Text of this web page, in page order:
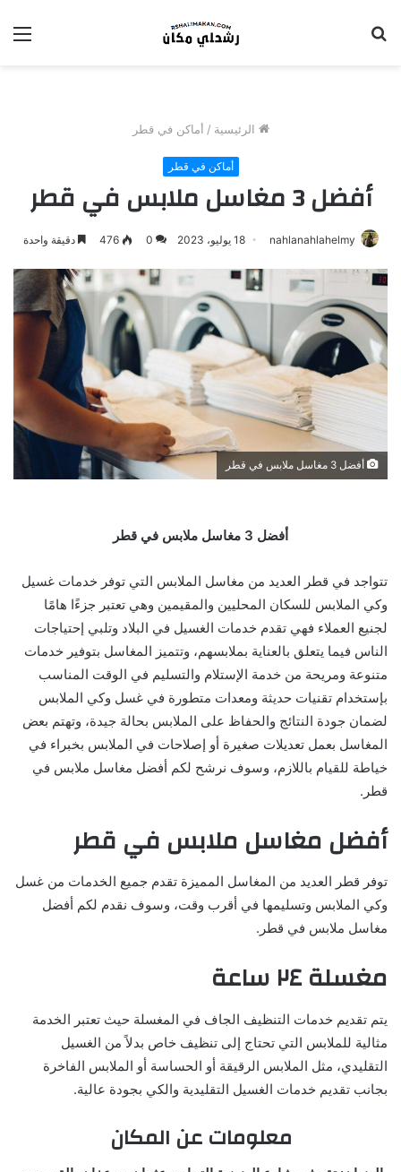
الرئيسية / أماكن في قطر
أماكن في قطر
أفضل 3 مغاسل ملابس في قطر
nahlanahlahelmy 18 يوليو، 2023 0
476 دقيقة واحدة
أفضل 3 مغاسل ملابس في قطر
أفضل 3 مغاسل ملابس في قطر
تتواجد في قطر العديد من مغاسل الملابس التي توفر خدمات غسيل
وكي الملابس للسكان المحليين والمقيمين وهي تعتبر جزءًا هامًا
لجنيع العملاء فهي تقدم خدمات الغسيل في البلاد وتلبي إحتياجات
الناس فيما يتعلق بالعناية بملابسهم، وتتميز المغاسل بتوفير خدمات
متنوعة ومريحة من خدمة الإستلام والتسليم في الوقت المناسب
بإستخدام تقنيات حديثة ومعدات متطورة في غسل وكي الملابس
لضمان جودة النتائج والحفاظ على الملابس بحالة جيدة، وتهتم بعض
المغاسل بعمل تعديلات صغيرة أو إصلاحات في الملابس بخبراء في
خياطة للقيام باللازم، وسوف نرشح لكم أفضل مغاسل ملابس في
قطر.
أفضل مغاسل ملابس في قطر
توفر قطر العديد من المغاسل المميزة تقدم جميع الخدمات من غسل
وكي الملابس وتسليمها في أقرب وقت، وسوف نقدم لكم أفضل
مغاسل ملابس في قطر.
مغسلة ٢٤ ساعة
يتم تقديم خدمات التنظيف الجاف في المغسلة حيث تعتبر الخدمة
مثالية للملابس التي تحتاج إلى تنظيف خاص بدلاً من الغسيل
التقليدي، مثل الملابس الرقيقة أو الحساسة أو الملابس الفاخرة
بجانب تقديم خدمات الغسيل التقليدية والكي بجودة عالية.
معلومات عن المكان